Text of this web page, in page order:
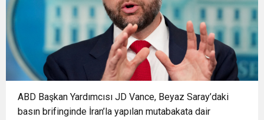
15:55 Avrupa Drama Buluşmaları gençleri İzmir’de
17:31 Osmangazi Belediyesi Pazarlardan Aylık 600
Ton Atık Topluyor
ABD Başkan Yardımcısı JD Vance, Beyaz Saray’daki
basın brifinginde İran’la yapılan mutabakata dair